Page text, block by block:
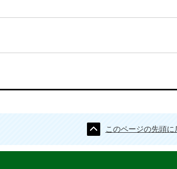
このページの先頭に